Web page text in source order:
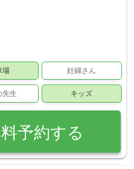
場 妊婦さん
先生 キッズ
予約する